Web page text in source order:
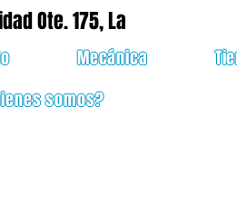
Mecánica
somos?
Ote. 175, La